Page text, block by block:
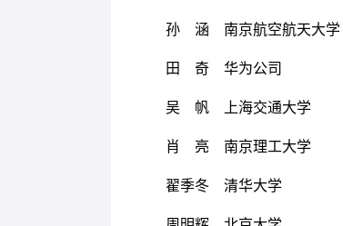
孙 涵 南京航空航天大学
田 奇 华为公司
吴 帆 上海交通大学
肖 亮 南京理工大学
翟季冬 清华大学